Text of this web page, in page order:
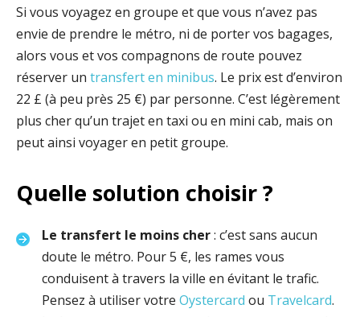
Si vous voyagez en groupe et que vous n’avez pas
envie de prendre le métro, ni de porter vos bagages,
alors vous et vos compagnons de route pouvez
réserver un transfert en minibus. Le prix est d’environ
22 £ (à peu près 25 €) par personne. C’est légèrement
plus cher qu’un trajet en taxi ou en mini cab, mais on
peut ainsi voyager en petit groupe.
Quelle solution choisir ?
Le transfert le moins cher: c’est sans aucun
doute le métro. Pour 5 €, les rames vous
conduisent à travers la ville en évitant le trafic.
Pensez à utiliser votre Oystercard ou Travelcard.